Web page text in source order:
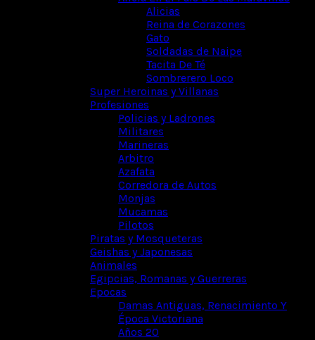
Alicias
Reina de Corazones
Gato
Soldadas de Naipe
Tacita De Té
Sombrerero Loco
Super Heroinas y Villanas
Profesiones
Policias y Ladrones
Militares
Marineras
Arbitro
Azafata
Corredora de Autos
Monjas
Mucamas
Pilotos
Piratas y Mosqueteras
Geishas y Japonesas
Animales
Egipcias, Romanas y Guerreras
Epocas
Damas Antiguas, Renacimiento Y
Época Victoriana
Años 20